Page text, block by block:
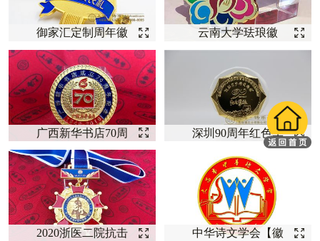
御家汇定制周年徽
章
云南大学珐琅徽
章--【徽章定制】
广西新华书店70周
年--【徽章定制】
深圳90周年红色军
旅-【徽章定制】
2020浙医二院抗击 中华诗文学会【徽